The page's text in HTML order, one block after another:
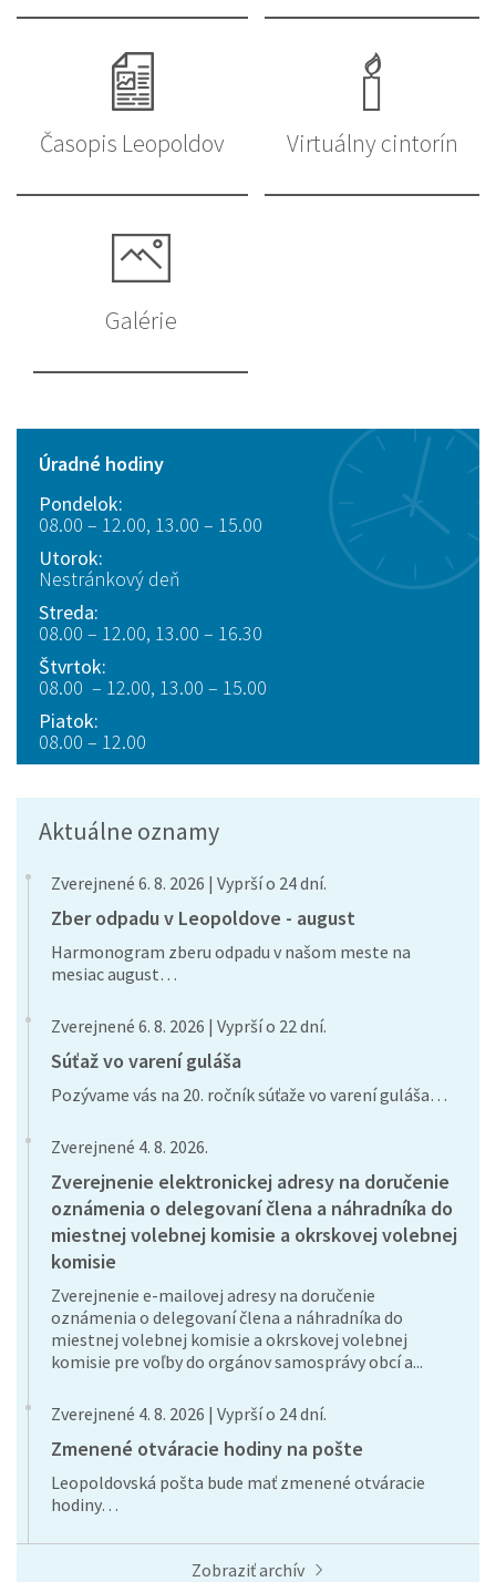
Časopis Leopoldov Virtuálny cintorín
Galérie
Úradné hodiny
Pondelok:
08.00 – 12.00, 13.00 – 15.00
Utorok:
Nestránkový deň
Streda:
08.00 – 12.00, 13.00 – 16.30
Štvrtok:
08.00 – 12.00, 13.00 – 15.00
Piatok:
08.00 – 12.00
Aktuálne oznamy
Zverejnené 6. 8. 2026 | Vyprší o 24 dní.
Zber odpadu v Leopoldove - august
Harmonogram zberu odpadu v našom meste na
mesiac august…
Zverejnené 6. 8. 2026 | Vyprší o 22 dní.
Súťaž vo varení guláša
Pozývame vás na 20. ročník súťaže vo varení guláša…
Zverejnené 4. 8. 2026.
Zverejnenie elektronickej adresy na doručenie
oznámenia o delegovaní člena a náhradníka do
miestnej volebnej komisie a okrskovej volebnej
komisie
Zverejnenie e-mailovej adresy na doručenie
oznámenia o delegovaní člena a náhradníka do
miestnej volebnej komisie a okrskovej volebnej
komisie pre voľby do orgánov samosprávy obcí a...
Zverejnené 4. 8. 2026 | Vyprší o 24 dní.
Zmenené otváracie hodiny na pošte
Leopoldovská pošta bude mať zmenené otváracie
hodiny…
Zobraziť archív